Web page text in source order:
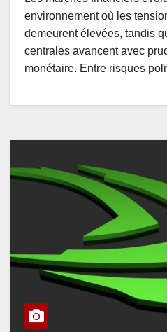
environnement où les
demeurent élevées, tandis
centrales avancent avec
monétaire. Entre risques